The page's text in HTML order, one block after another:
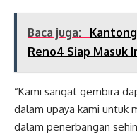
Baca juga:
Reno4 Siap Masuk
“Kami sangat gembira
dalam upaya kami untuk
dalam penerbangan